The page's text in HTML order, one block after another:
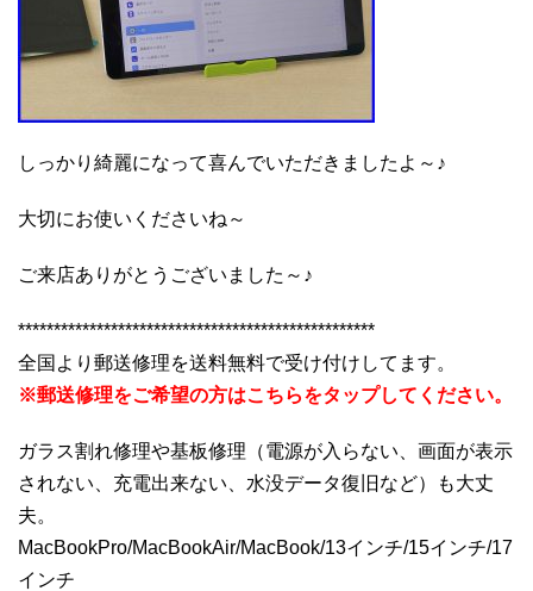
しっかり綺麗になって喜んでいただきましたよ～♪
大切にお使いくださいね～
ご来店ありがとうございました～♪
**************************************************
全国より郵送修理を送料無料で受け付けしてます。
※郵送修理をご希望の方はこちらをタップしてください。
ガラス割れ修理や基板修理（電源が入らない、画面が表示
されない、充電出来ない、水没データ復旧など）も大丈
夫。
MacBookPro/MacBookAir/MacBook/13インチ/15インチ/17
インチ